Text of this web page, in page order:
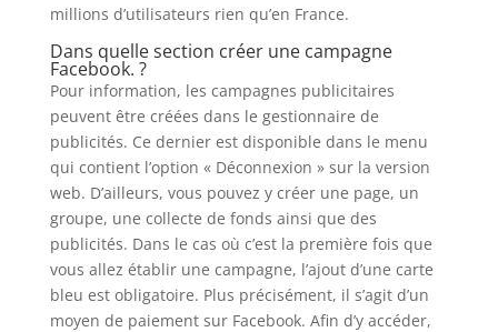
millions d’utilisateurs rien qu’en France.
Dans quelle section créer une campagne
Facebook. ?
Pour information, les campagnes publicitaires
peuvent être créées dans le gestionnaire de
publicités. Ce dernier est disponible dans le menu
qui contient l’option « Déconnexion » sur la version
web. D’ailleurs, vous pouvez y créer une page, un
groupe, une collecte de fonds ainsi que des
publicités. Dans le cas où c’est la première fois que
vous allez établir une campagne, l’ajout d’une carte
bleu est obligatoire. Plus précisément, il s’agit d’un
moyen de paiement sur Facebook. Afin d’y accéder,